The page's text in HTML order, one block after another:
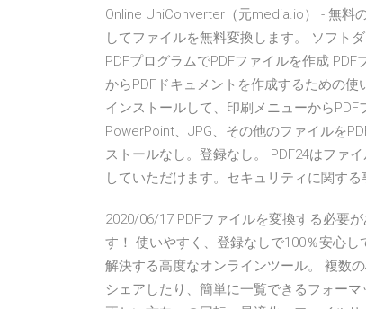
Online UniConverter（元media.io） - 無料
してファイルを無料変換します。 ソフト
PDFプログラムでPDFファイルを作成
からPDFドキュメントを作成するための
インストールして、印刷メニューからPDF
PowerPoint、JPG、その他のファイルを
ストールなし。登録なし。 PDF24はファ
していただけます。セキュリティに関す
2020/06/17 PDFファイルを変換する必要
す！ 使いやすく、登録なしで100％安心
解決する高度なオンラインツール。 複数
シェアしたり、簡単に一覧できるフォー